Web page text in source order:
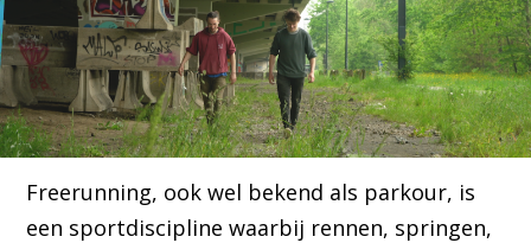
Freerunning, ook wel bekend als parkour, is
een sportdiscipline waarbij rennen, springen,